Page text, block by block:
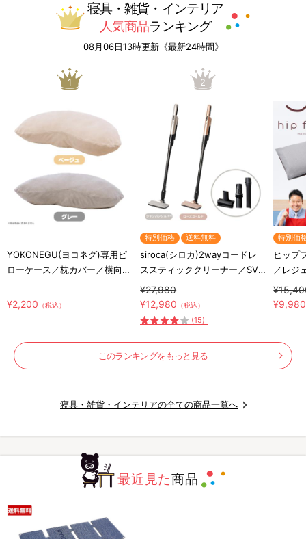
寝具・雑貨・インテリア
人気商品ランキング
08月06日13時更新《最新24時間》
1
YOKONEGU(ヨコネグ)専用ピ
ローケース／枕カバー／横向き
¥2,200 （税込）
2
特別価格 送料無料
siroca(シロカ)2wayコードレ
ススティッククリーナー／SV-
S281
¥27,980
¥12,980 （税込）
(15)
特別価
ヒップ
／レジ
ッショ
¥9,980
このランキングをもっと見る
寝具・雑貨・インテリアの全ての商品一覧へ
最近見た商品